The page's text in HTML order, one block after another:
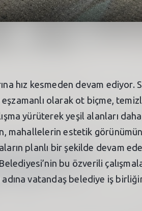
hız kesmeden devam ediyor.
olarak ot biçme,
yürüterek yeşil alanları
mahallelerin estetik
planlı bir şekilde devam
bu özverili
vatandaş belediye iş